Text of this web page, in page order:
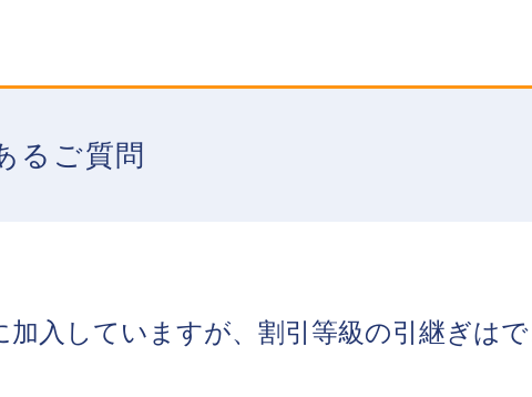
るご質問
加入していますが、割引等級の引継ぎは